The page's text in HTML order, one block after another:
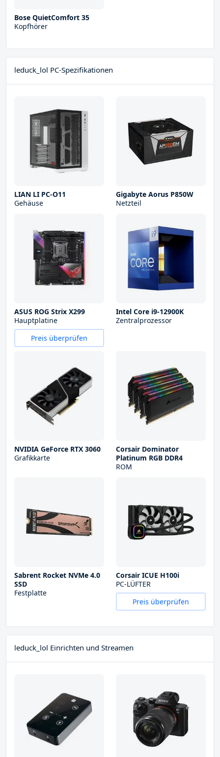
Bose QuietComfort 35
Kopfhörer
leduck_lol PC-Spezifikationen
LIAN LI PC-O11
Gehäuse
Gigabyte Aorus P850W
Netzteil
ASUS ROG Strix X299
Hauptplatine
Preis überprüfen
Intel Core i9-12900K
Zentralprozessor
NVIDIA GeForce RTX 3060
Grafikkarte
Corsair Dominator
Platinum RGB DDR4
ROM
Sabrent Rocket NVMe 4.0
SSD
Festplatte
Corsair ICUE H100i
PC-LÜFTER
Preis überprüfen
leduck_lol Einrichten und Streamen